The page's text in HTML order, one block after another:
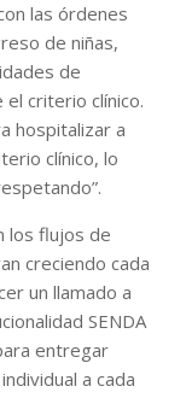
las órdenes
de niñas,
de
criterio clínico.
hospitalizar a
clínico, lo
los flujos de
creciendo cada
un llamado a
SENDA
entregar
a cada